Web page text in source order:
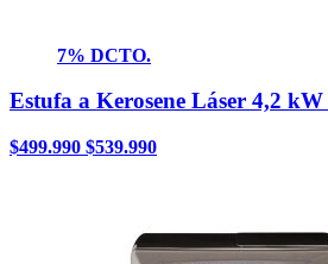
7% DCTO.
Estufa a Kerosene Láser 4,2
$499.990 $539.990